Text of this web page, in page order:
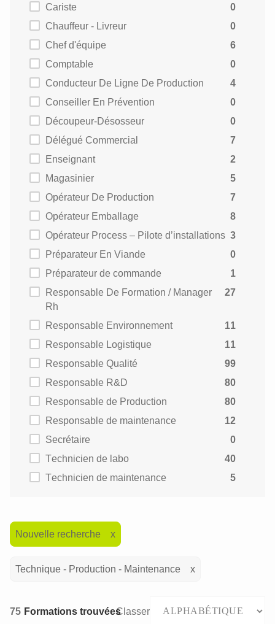
Cariste
0
Chauffeur - Livreur
0
Chef d'équipe
6
Comptable
0
Conducteur De Ligne De Production
4
Conseiller En Prévention
0
Découpeur-Désosseur
0
Délégué Commercial
7
Enseignant
2
Magasinier
5
Opérateur De Production
7
Opérateur Emballage
8
Opérateur Process – Pilote d’installations 3
Préparateur En Viande
0
Préparateur de commande
1
Responsable De Formation / Manager
Rh
27
Responsable Environnement
11
Responsable Logistique
11
Responsable Qualité
99
Responsable R&D
80
Responsable de Production
80
Responsable de maintenance
12
Secrétaire
0
Technicien de labo
40
Technicien de maintenance
5
Nouvelle recherche
Technique - Production - Maintenance
75 Formations trouvéesClasser